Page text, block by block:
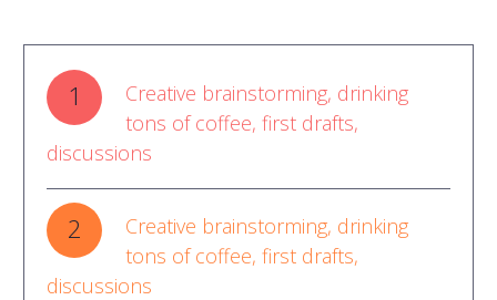
1
Creative brainstorming, drinking
tons of coffee, first drafts,
discussions
2
Creative brainstorming, drinking
tons of coffee, first drafts,
discussions